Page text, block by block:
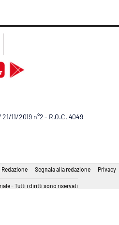
11/2019 n°2 - R.O.C. 4049
Redazione Segnala alla redazione Privacy
- Tutti i diritti sono riservati